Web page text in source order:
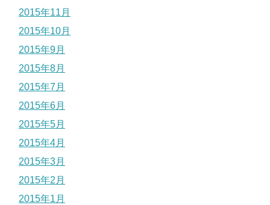
2015年11月
2015年10月
2015年9月
2015年8月
2015年7月
2015年6月
2015年5月
2015年4月
2015年3月
2015年2月
2015年1月